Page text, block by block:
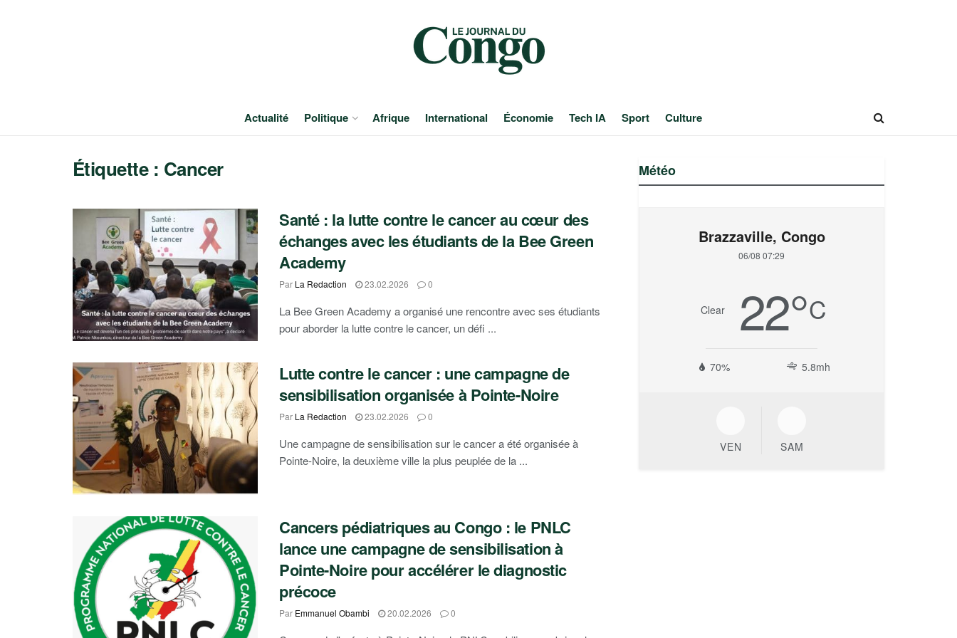
Actualité Politique Afrique International Économie Tech IA Sport Culture
Étiquette : Cancer
Santé : la lutte contre le cancer au cœur des
échanges avec les étudiants de la Bee Green
Academy
Par La Redaction 23.02.2026 0
La Bee Green Academy a organisé une rencontre avec ses étudiants
pour aborder la lutte contre le cancer, un défi ...
Lutte contre le cancer : une campagne de
sensibilisation organisée à Pointe-Noire
Par La Redaction 23.02.2026 0
Une campagne de sensibilisation sur le cancer a été organisée à
Pointe-Noire, la deuxième ville la plus peuplée de la ...
Cancers pédiatriques au Congo : le PNLC
lance une campagne de sensibilisation à
Pointe-Noire pour accélérer le diagnostic
précoce
Par Emmanuel Obambi 20.02.2026 0
Météo
Brazzaville, Congo
06/08 07:29
Clear 22°C
70% 5.8mh
VEN SAM